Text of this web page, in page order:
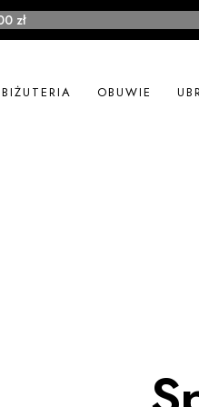
zł
BIŻUTERIA OBUWIE